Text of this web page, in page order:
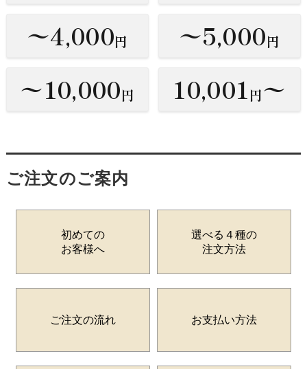
〜4,000円 〜5,000円
〜10,000円 10,001円〜
ご注文のご案内
初めての
お客様へ
選べる４種の
注文方法
ご注文の流れ お支払い方法